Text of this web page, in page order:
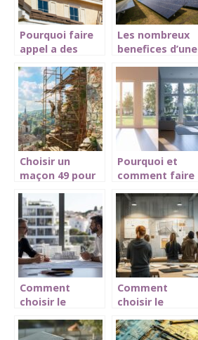
Pourquoi faire
appel a des
pour le
nettoyage de
toiture la
rochelle
Les nombreux
benefices d’une
photovoltaique
Choisir un
maçon 49 pour
votre
patrimoine : une
décision
éclairée
Pourquoi et
comment faire
fenêtres ?
Comment
choisir le
architecte à
Comment
choisir le
de formation